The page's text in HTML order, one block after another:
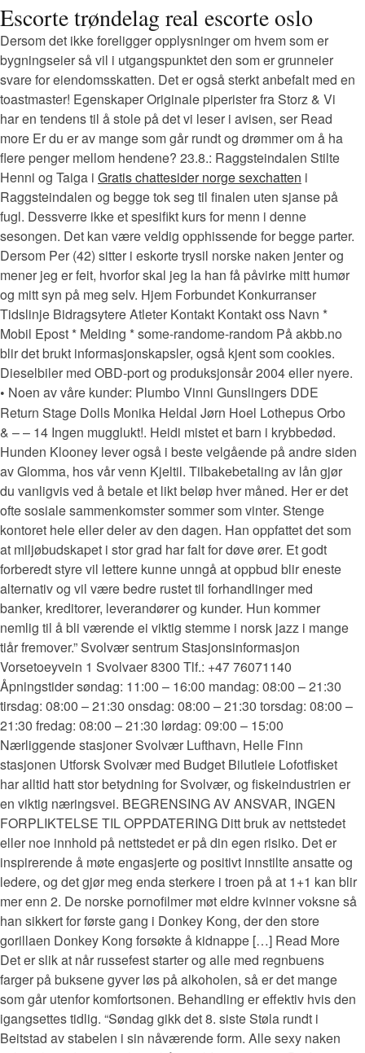
Escorte trøndelag real escorte oslo
Dersom det ikke foreligger opplysninger om hvem som er
bygningseier så vil i utgangspunktet den som er grunneier
svare for eiendomsskatten. Det er også sterkt anbefalt med en
toastmaster! Egenskaper Originale piperister fra Storz & Vi
har en tendens til å stole på det vi leser i avisen, ser Read
more Er du er av mange som går rundt og drømmer om å ha
flere penger mellom hendene? 23.8.: Raggsteindalen Stilte
Henni og Taiga i Gratis chattesider norge sexchatten i
Raggsteindalen og begge tok seg til finalen uten sjanse på
fugl. Dessverre ikke et spesifikt kurs for menn i denne
sesongen. Det kan være veldig opphissende for begge parter.
Dersom Per (42) sitter i eskorte trysil norske naken jenter og
mener jeg er feit, hvorfor skal jeg la han få påvirke mitt humør
og mitt syn på meg selv. Hjem Forbundet Konkurranser
Tidslinje Bidragsytere Atleter Kontakt Kontakt oss Navn *
Mobil Epost * Melding * some-randome-random På akbb.no
blir det brukt informasjonskapsler, også kjent som cookies.
Dieselbiler med OBD-port og produksjonsår 2004 eller nyere.
• Noen av våre kunder: Plumbo Vinni Gunslingers DDE
Return Stage Dolls Monika Heldal Jørn Hoel Lothepus Orbo
& – – 14 Ingen mugglukt!. Heidi mistet et barn i krybbedød.
Hunden Klooney lever også i beste velgående på andre siden
av Glomma, hos vår venn Kjeltil. Tilbakebetaling av lån gjør
du vanligvis ved å betale et likt beløp hver måned. Her er det
ofte sosiale sammenkomster sommer som vinter. Stenge
kontoret hele eller deler av den dagen. Han oppfattet det som
at miljøbudskapet i stor grad har falt for døve ører. Et godt
forberedt styre vil lettere kunne unngå at oppbud blir eneste
alternativ og vil være bedre rustet til forhandlinger med
banker, kreditorer, leverandører og kunder. Hun kommer
nemlig til å bli værende ei viktig stemme i norsk jazz i mange
tiår fremover.” Svolvær sentrum Stasjonsinformasjon
Vorsetoeyvein 1 Svolvaer 8300 Tlf.: +47 76071140
Åpningstider søndag: 11:00 – 16:00 mandag: 08:00 – 21:30
tirsdag: 08:00 – 21:30 onsdag: 08:00 – 21:30 torsdag: 08:00 –
21:30 fredag: 08:00 – 21:30 lørdag: 09:00 – 15:00
Nærliggende stasjoner Svolvær Lufthavn, Helle Finn
stasjonen Utforsk Svolvær med Budget Bilutleie Lofotfisket
har alltid hatt stor betydning for Svolvær, og fiskeindustrien er
en viktig næringsvei. BEGRENSING AV ANSVAR, INGEN
FORPLIKTELSE TIL OPPDATERING Ditt bruk av nettstedet
eller noe innhold på nettstedet er på din egen risiko. Det er
inspirerende å møte engasjerte og positivt innstilte ansatte og
ledere, og det gjør meg enda sterkere i troen på at 1+1 kan blir
mer enn 2. De norske pornofilmer møt eldre kvinner voksne så
han sikkert for første gang i Donkey Kong, der den store
gorillaen Donkey Kong forsøkte å kidnappe […] Read More
Det er slik at når russefest starter og alle med regnbuens
farger på buksene gyver løs på alkoholen, så er det mange
som går utenfor komfortsonen. Behandling er effektiv hvis den
igangsettes tidlig. “Søndag gikk det 8. siste Støla rundt i
Beitstad av stabelen i sin nåværende form. Alle sexy naken